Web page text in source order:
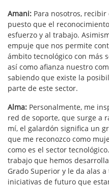
Amani: Para nosotros,
puesto que el
esfuerzo y al trabajo.
empuje que nos permite
ámbito tecnológico con más
así como afianza nuestro
sabiendo que existe la
parte de este sector.
Alma: Personalmente, me
red de soporte, que surge a
mí, el galardón significa un
que me reconozco como
como es el sector
trabajo que hemos
Grado Superior y le da alas
iniciativas de futuro que